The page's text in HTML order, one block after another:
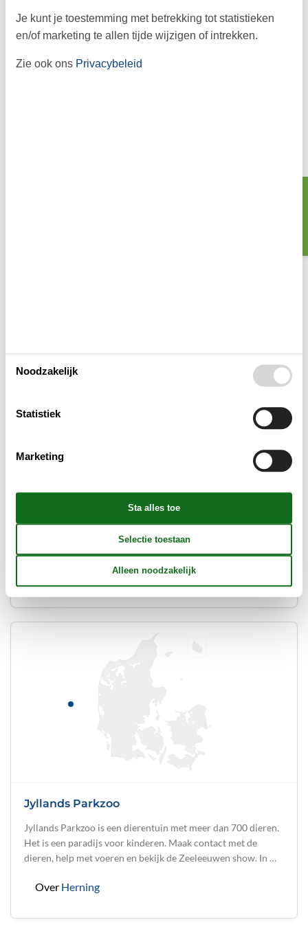
Dansk.nl is onderdeel van Feline Holidays A/S en is sinds
1985 gespecialiseerd in vakanties naar Denemarken.
OverHerning
Jyllands Parkzoo
Jyllands Parkzoo is een dierentuin met meer dan 700 dieren.
Het is een paradijs voor kinderen. Maak contact met de
dieren, help met voeren en bekijk de Zeeleeuwen show. In …
Over Herning
Je kunt je toestemming met betrekking tot statistieken
en/of marketing te allen tijde wijzigen of intrekken.
Zie ook ons Privacybeleid
Noodzakelijk
Statistiek
Marketing